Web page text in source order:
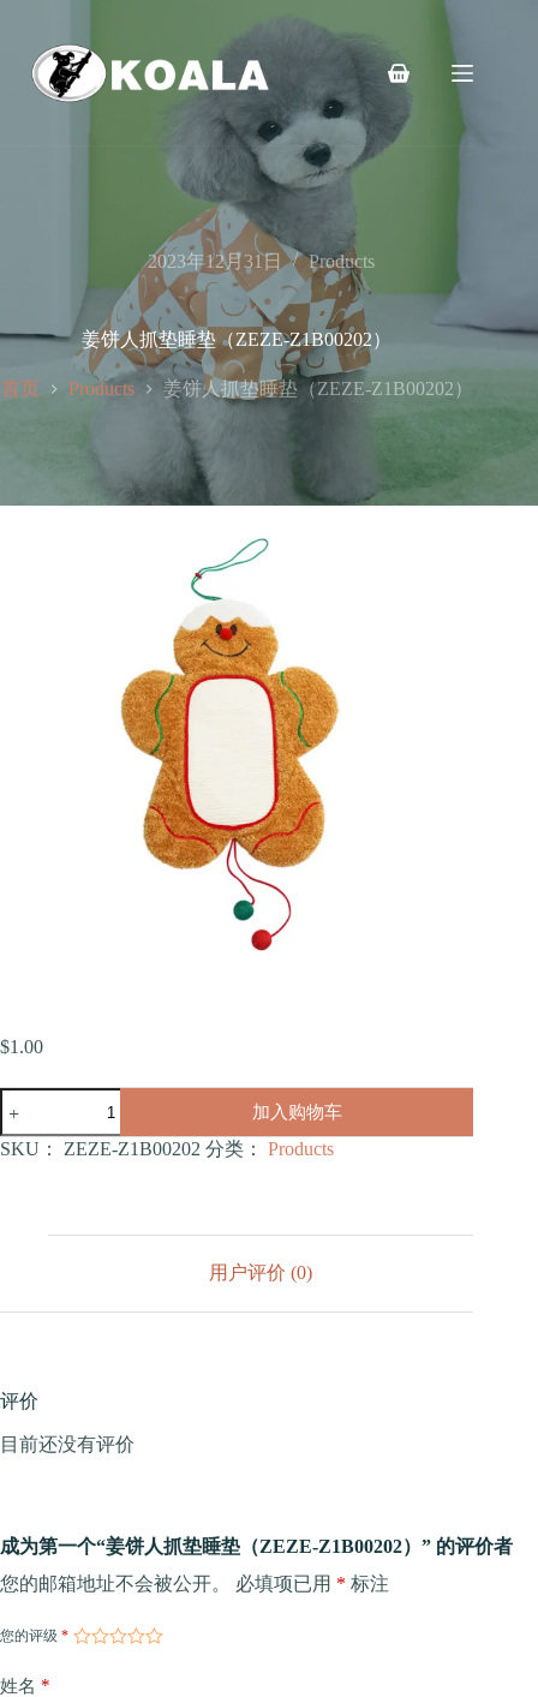
购
车
2023年12月31日 Products
姜饼人抓垫睡垫（ZEZE-Z1B00202）
首页 Products 姜饼人抓垫睡垫（ZEZE-Z1B00202）
$1.00
饼
人
加入购物车
SKU： ZEZE-Z1B00202 分类： Products
用户评价 (0)
评价
目前还没有评价
成为第一个“姜饼人抓垫睡垫（ZEZE-Z1B00202）” 的评价者
您的邮箱地址不会被公开。
必填项已用 * 标注
您的评级 *
姓名 *